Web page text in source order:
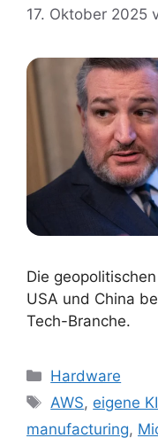
17. Oktober 2025
Die
USA und China
Tech-Branche.
Kategorien
Hardware
Schlagwörter
AWS, eigene
manufacturing,